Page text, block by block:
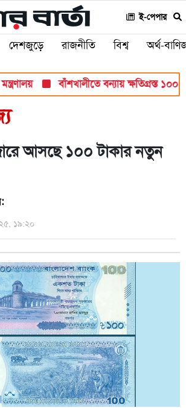
ই-পেপার
দেশজুড়ে রাজনীতি বিশ্ব অর্থ-
বাঁশখালীতে বন্যায় ক্ষতিগ্রস্ত ১০০
আসছে ১০০ টাকার নতুন
১৯:২০